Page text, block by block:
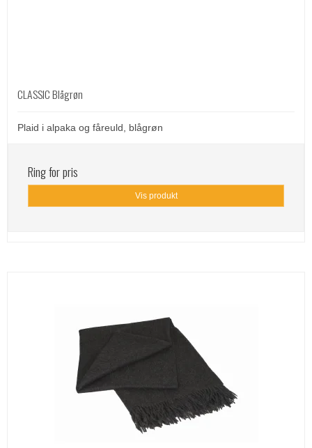
CLASSIC Blågrøn
Plaid i alpaka og fåreuld, blågrøn
Ring for pris
Vis produkt